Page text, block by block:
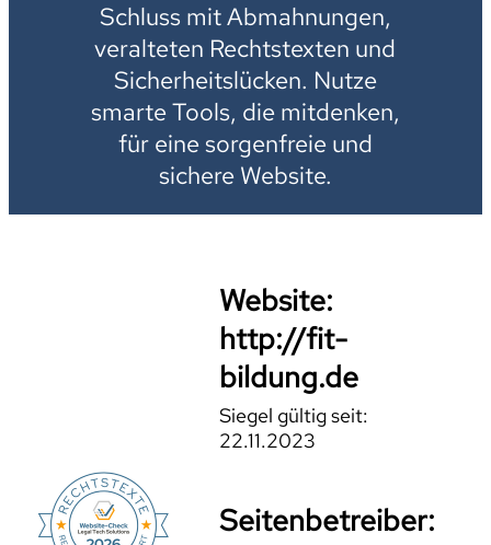
Schluss mit Abmahnungen,
veralteten Rechtstexten und
Sicherheitslücken. Nutze
smarte Tools, die mitdenken,
für eine sorgenfreie und
sichere Website.
Website:
http://fit-
bildung.de
Siegel gültig seit:
22.11.2023
Seitenbetreiber: